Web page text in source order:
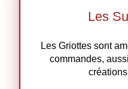
Les
Les Griottes sont
commandes,